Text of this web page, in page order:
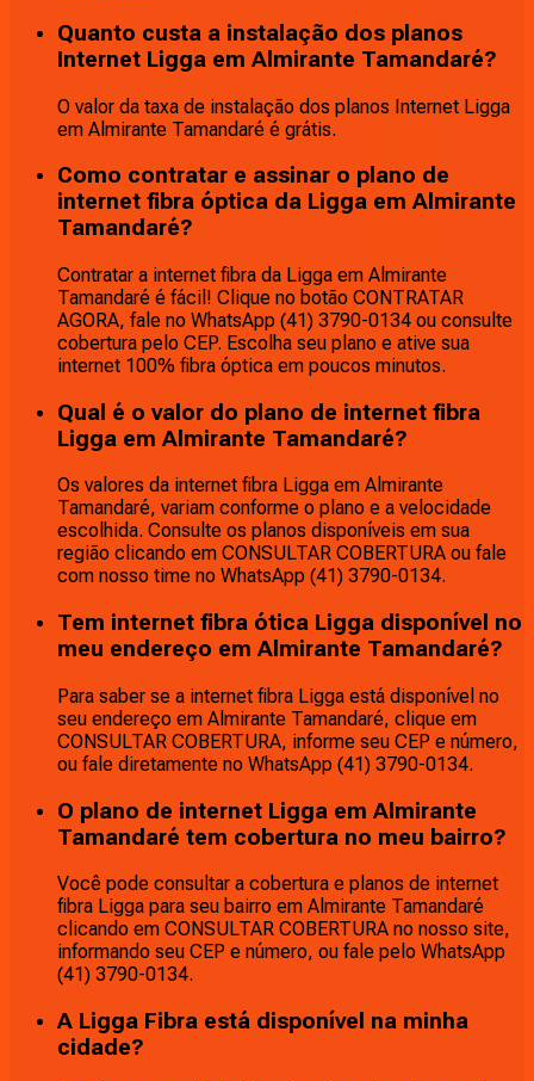
Quanto custa a instalação dos planos
Internet Ligga em Almirante Tamandaré?
O valor da taxa de instalação dos planos Internet Ligga
em Almirante Tamandaré é grátis.
Como contratar e assinar o plano de
internet fibra óptica da Ligga em Almirante
Tamandaré?
Contratar a internet fibra da Ligga em Almirante
Tamandaré é fácil! Clique no botão CONTRATAR
AGORA, fale no WhatsApp (41) 3790-0134 ou consulte
cobertura pelo CEP. Escolha seu plano e ative sua
internet 100% fibra óptica em poucos minutos.
Qual é o valor do plano de internet fibra
Ligga em Almirante Tamandaré?
Os valores da internet fibra Ligga em Almirante
Tamandaré, variam conforme o plano e a velocidade
escolhida. Consulte os planos disponíveis em sua
região clicando em CONSULTAR COBERTURA ou fale
com nosso time no WhatsApp (41) 3790-0134.
Tem internet fibra ótica Ligga disponível no
meu endereço em Almirante Tamandaré?
Para saber se a internet fibra Ligga está disponível no
seu endereço em Almirante Tamandaré, clique em
CONSULTAR COBERTURA, informe seu CEP e número,
ou fale diretamente no WhatsApp (41) 3790-0134.
O plano de internet Ligga em Almirante
Tamandaré tem cobertura no meu bairro?
Você pode consultar a cobertura e planos de internet
fibra Ligga para seu bairro em Almirante Tamandaré
clicando em CONSULTAR COBERTURA no nosso site,
informando seu CEP e número, ou fale pelo WhatsApp
(41) 3790-0134.
A Ligga Fibra está disponível na minha
cidade?